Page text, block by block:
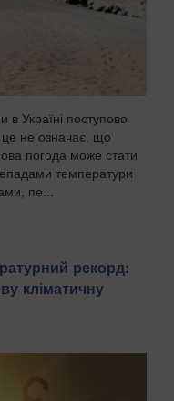
в Україні поступово
не означає, що
погода може стати
температури
пе...
рекорд:
кліматичну